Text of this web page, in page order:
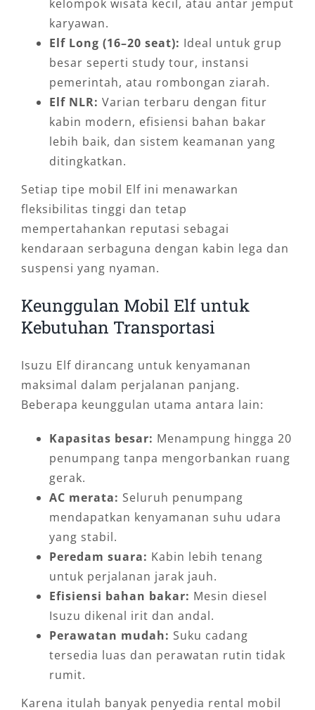
kelompok wisata kecil, atau antar jemput
karyawan.
Elf Long (16–20 seat): Ideal untuk grup
besar seperti study tour, instansi
pemerintah, atau rombongan ziarah.
Elf NLR: Varian terbaru dengan fitur
kabin modern, efisiensi bahan bakar
lebih baik, dan sistem keamanan yang
ditingkatkan.
Setiap tipe mobil Elf ini menawarkan
fleksibilitas tinggi dan tetap
mempertahankan reputasi sebagai
kendaraan serbaguna dengan kabin lega dan
suspensi yang nyaman.
Keunggulan Mobil Elf untuk
Kebutuhan Transportasi
Isuzu Elf dirancang untuk kenyamanan
maksimal dalam perjalanan panjang.
Beberapa keunggulan utama antara lain:
Kapasitas besar: Menampung hingga 20
penumpang tanpa mengorbankan ruang
gerak.
AC merata: Seluruh penumpang
mendapatkan kenyamanan suhu udara
yang stabil.
Peredam suara: Kabin lebih tenang
untuk perjalanan jarak jauh.
Efisiensi bahan bakar: Mesin diesel
Isuzu dikenal irit dan andal.
Perawatan mudah: Suku cadang
tersedia luas dan perawatan rutin tidak
rumit.
Karena itulah banyak penyedia rental mobil